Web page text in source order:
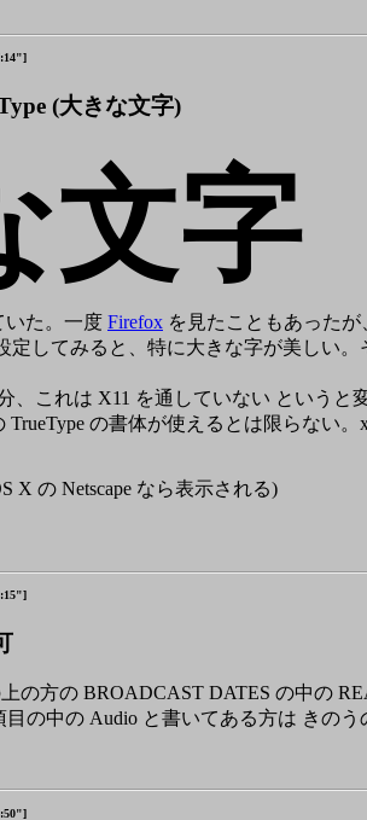
(大きな文字)
文字
いた。一度 Firefox を見たこともあった
定してみると、特に大きな字が美しい
、これは X11 を通していない という
の書体が使えるとは限らない
X の Netscape なら表示される)
の方の BROADCAST DATES の中の
の中の Audio と書いてある方は きのう